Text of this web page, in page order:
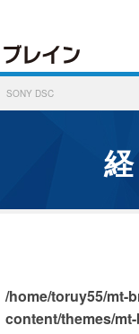
SONY DSC
/home/toruy55/mt-
content/themes/